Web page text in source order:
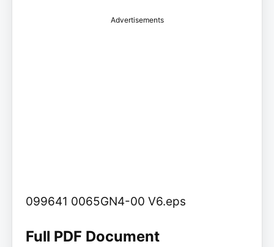
Advertisements
099641 0065GN4-00 V6.eps
Full PDF Document